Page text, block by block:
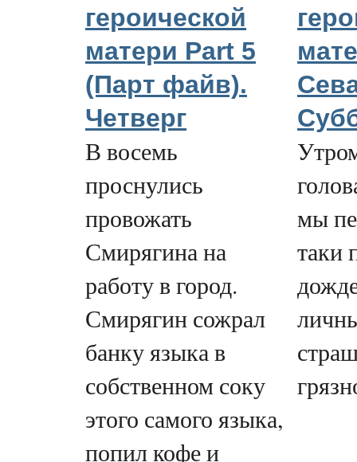
героической
матери Part 5
(Парт файв).
Четверг
В восемь
проснулись
провожать
Смирягина на
работу в город.
Смирягин сожрал
банку языка в
собственном соку
этого самого языка,
попил кофе и
мы
таки